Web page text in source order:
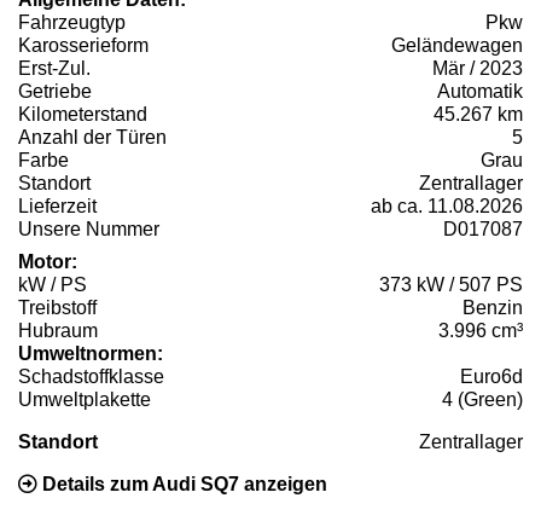
Fahrzeugtyp
Pkw
Karosserieform
Geländewagen
Erst-Zul.
Mär / 2023
Getriebe
Automatik
Kilometerstand
45.267 km
Anzahl der Türen
5
Farbe
Grau
Standort
Zentrallager
Lieferzeit
ab ca. 11.08.2026
Unsere Nummer
D017087
Motor:
kW / PS
373 kW / 507 PS
Treibstoff
Benzin
Hubraum
3.996 cm³
Umweltnormen:
Schadstoffklasse
Euro6d
Umweltplakette
4 (Green)
Standort Zentrallager
Details zum Audi SQ7 anzeigen